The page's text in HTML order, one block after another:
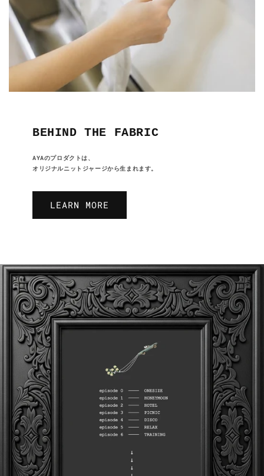
BEHIND THE FABRIC
AYAのプロダクトは、
オリジナルニットジャージから生まれます。
LEARN MORE